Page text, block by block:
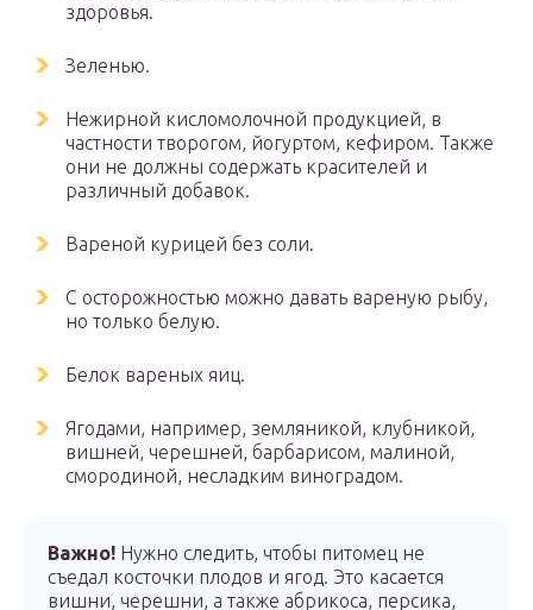
здоровья.
Зеленью.
Нежирной кисломолочной продукцией, в
частности творогом, йогуртом, кефиром. Также
они не должны содержать красителей и
различный добавок.
Вареной курицей без соли.
С осторожностью можно давать вареную рыбу,
но только белую.
Белок вареных яиц.
Ягодами, например, земляникой, клубникой,
вишней, черешней, барбарисом, малиной,
смородиной, несладким виноградом.
Важно! Нужно следить, чтобы питомец не
съедал косточки плодов и ягод. Это касается
вишни, черешни, а также абрикоса, персика,